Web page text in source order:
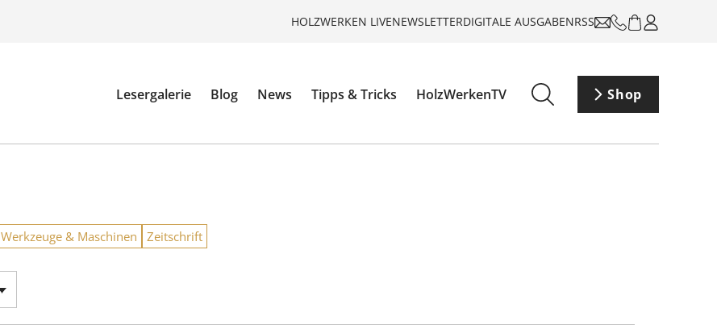
HOLZWERKEN LIVENEWSLETTERDIGITALE AUSGABENRSS
Lesergalerie Blog News Tipps & Tricks HolzWerkenTV Shop
Werkzeuge & Maschinen Zeitschrift